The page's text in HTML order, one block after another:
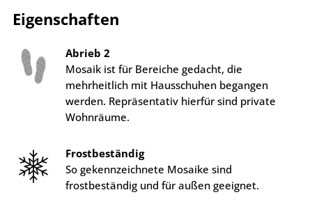
Eigenschaften
Abrieb 2
Mosaik ist für Bereiche gedacht, die
mehrheitlich mit Hausschuhen begangen
werden. Repräsentativ hierfür sind private
Wohnräume.
Frostbeständig
So gekennzeichnete Mosaike sind
frostbeständig und für außen geeignet.